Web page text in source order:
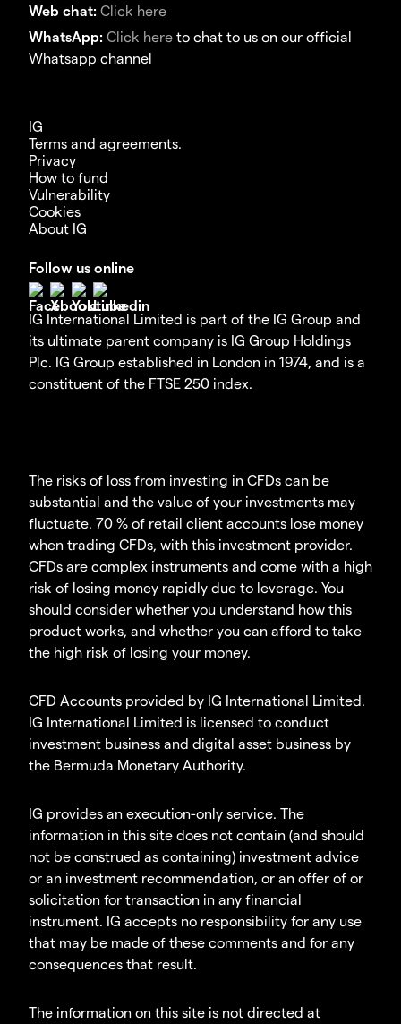
Web chat: Click here
WhatsApp: Click here to chat to us on our official
Whatsapp channel
IG
Terms and agreements.
Privacy
How to fund
Vulnerability
Cookies
About IG
Follow us online
IG International Limited is part of the IG Group and
its ultimate parent company is IG Group Holdings
Plc. IG Group established in London in 1974, and is a
constituent of the FTSE 250 index.
The risks of loss from investing in CFDs can be
substantial and the value of your investments may
fluctuate. 70 % of retail client accounts lose money
when trading CFDs, with this investment provider.
CFDs are complex instruments and come with a high
risk of losing money rapidly due to leverage. You
should consider whether you understand how this
product works, and whether you can afford to take
the high risk of losing your money.
CFD Accounts provided by IG International Limited.
IG International Limited is licensed to conduct
investment business and digital asset business by
the Bermuda Monetary Authority.
IG provides an execution-only service. The
information in this site does not contain (and should
not be construed as containing) investment advice
or an investment recommendation, or an offer of or
solicitation for transaction in any financial
instrument. IG accepts no responsibility for any use
that may be made of these comments and for any
consequences that result.
The information on this site is not directed at